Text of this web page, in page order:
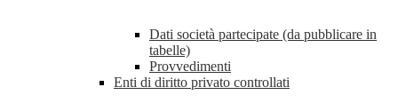
Dati società partecipate (da pubblicare in
tabelle)
Provvedimenti
Enti di diritto privato controllati